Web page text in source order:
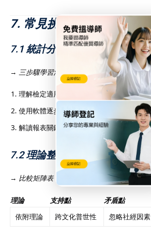
7. 常見挑戰與突破
7.1 統計分析障礙
→ 三步驟學習法 ：
理解檢定適用情境
使用軟體逐步操作
解讀報表關鍵數據（p值/效應量）
7.2 理論整合困難
→ 比較矩陣表：
理論 支持點 矛盾點
依附理論
跨文化普世性 忽略社經因素